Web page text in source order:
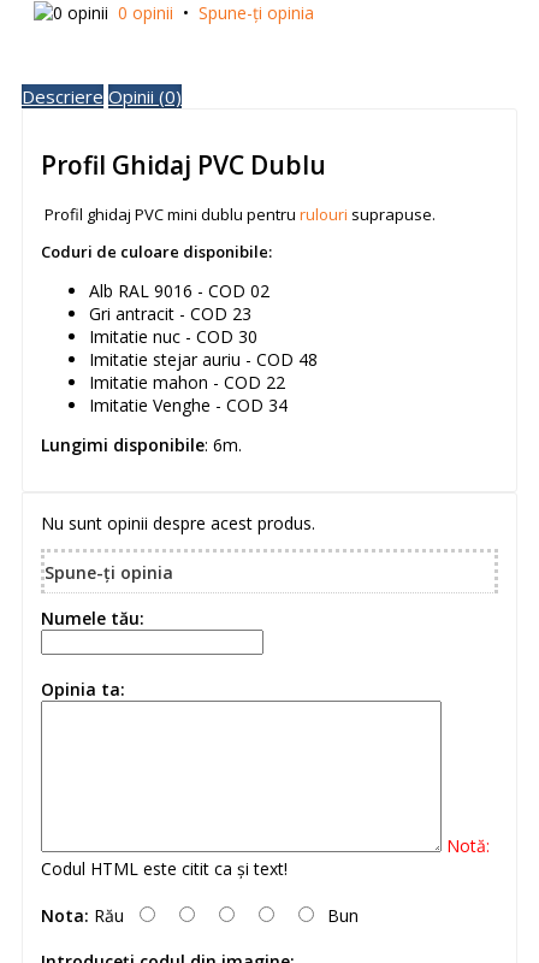
0 opinii • Spune-ţi opinia
Descriere Opinii (0)
Profil Ghidaj PVC Dublu
Profil ghidaj PVC mini dublu pentru rulouri suprapuse.
Coduri de culoare disponibile:
Alb RAL 9016 - COD 02
Gri antracit - COD 23
Imitatie nuc - COD 30
Imitatie stejar auriu - COD 48
Imitatie mahon - COD 22
Imitatie Venghe - COD 34
Lungimi disponibile: 6m.
Nu sunt opinii despre acest produs.
Spune-ţi opinia
Numele tău:
Opinia ta:
Notă:
Codul HTML este citit ca şi text!
Nota: Rău
Bun